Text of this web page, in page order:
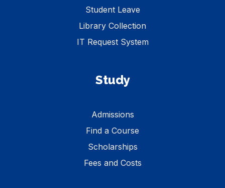
Student Leave
Library Collection
IT Request System
Study
Admissions
Find a Course
Scholarships
Fees and Costs